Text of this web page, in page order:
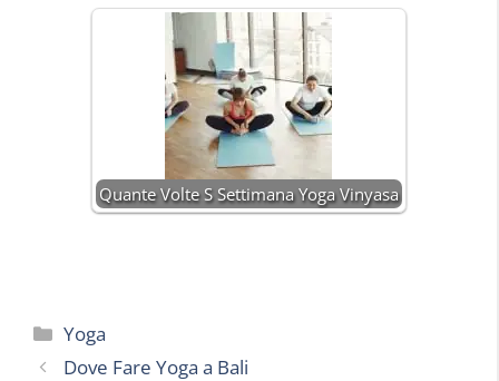
Quante Volte S Settimana Yoga Vinyasa
Categorie
Yoga
Dove Fare Yoga a Bali